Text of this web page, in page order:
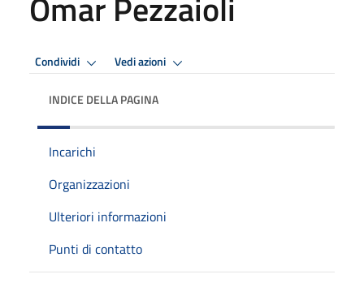
Condividi Vedi azioni
INDICE DELLA PAGINA
Incarichi
Organizzazioni
Ulteriori informazioni
Punti di contatto